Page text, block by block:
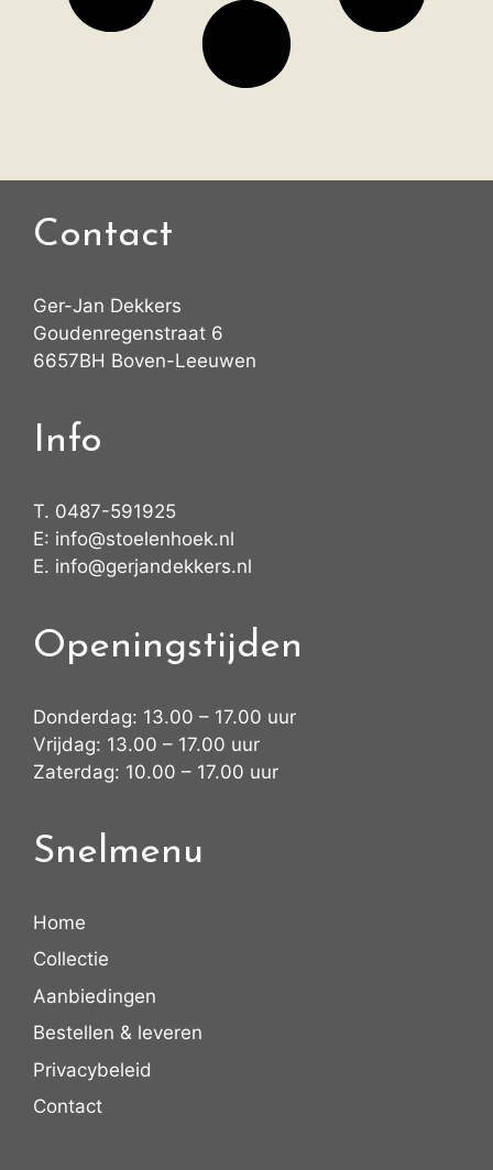
Contact
Ger-Jan Dekkers
Goudenregenstraat 6
6657BH Boven-Leeuwen
Info
T. 0487-591925
E: info@stoelenhoek.nl
E. info@gerjandekkers.nl
Openingstijden
Donderdag: 13.00 – 17.00 uur
Vrijdag: 13.00 – 17.00 uur
Zaterdag: 10.00 – 17.00 uur
Snelmenu
Home
Collectie
Aanbiedingen
Bestellen & leveren
Privacybeleid
Contact